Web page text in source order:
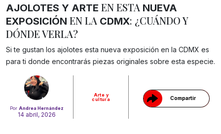
Por Andrea Hernández
14 abril, 2026
Arte y
cultura
Compartir
Gracias!
AJOLOTES Y ARTE EN ESTA NUEVA
EXPOSICIÓN EN LA CDMX: ¿CUÁNDO Y
DÓNDE VERLA?
Si te gustan los ajolotes esta nueva exposición en la CDMX es
para ti donde encontrarás piezas originales sobre esta especie.